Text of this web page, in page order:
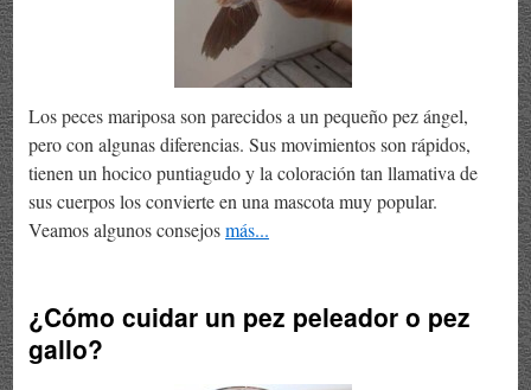
Los peces mariposa son parecidos a un pequeño pez ángel,
pero con algunas diferencias. Sus movimientos son rápidos,
tienen un hocico puntiagudo y la coloración tan llamativa de
sus cuerpos los convierte en una mascota muy popular.
Veamos algunos consejosmás...
¿Cómo cuidar un pez peleador o pez
gallo?